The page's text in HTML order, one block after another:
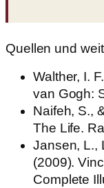
Quellen und
Walther, I.
van Gogh:
Naifeh, S.,
The Life.
Jansen, L.,
(2009).
Complete